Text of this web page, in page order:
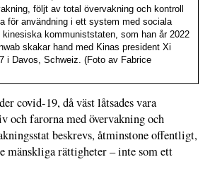
följt av total övervakning och kontroll
för användning i ett system med sociala
kommuniststaten, som han år 2022
skakar hand med Kinas president Xi
i Davos, Schweiz. (Foto av Fabrice
covid-19, då väst låtsades vara
farorna med övervakning och
beskrevs, åtminstone offentligt,
mänskliga rättigheter – inte som ett